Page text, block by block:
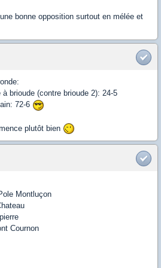
bonne opposition surtout en mélée et
brioude (contre brioude 2): 24-5
72-6
plutôt bien
Montluçon
Cournon